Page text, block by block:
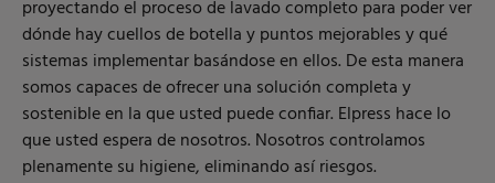
proyectando el proceso de lavado completo para poder ver
dónde hay cuellos de botella y puntos mejorables y qué
sistemas implementar basándose en ellos. De esta manera
somos capaces de ofrecer una solución completa y
sostenible en la que usted puede confiar. Elpress hace lo
que usted espera de nosotros. Nosotros controlamos
plenamente su higiene, eliminando así riesgos.